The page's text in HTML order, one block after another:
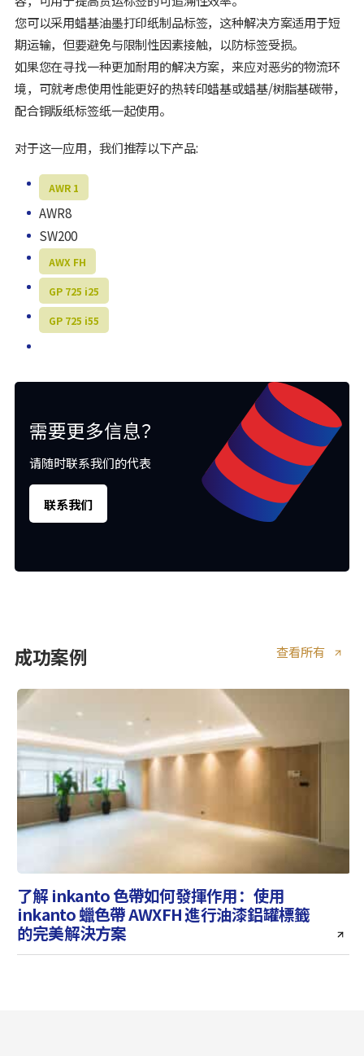
您可以采用蜡基油墨打印纸制品标签，这种解决方案适用于短
期运输，但要避免与限制性因素接触，以防标签受损。
如果您在寻找一种更加耐用的解决方案，来应对恶劣的物流环
境，可就考虑使用性能更好的热转印蜡基或蜡基/树脂基碳带，
配合铜版纸标签纸一起使用。
对于这一应用，我们推荐以下产品:
AWR 1
AWR8
SW200
AWX FH
GP 725 i25
GP 725 i55
需要更多信息？
请随时联系我们的代表
联系我们
成功案例 查看所有
了解 inkanto 色帶如何發揮作用：使用
inkanto 蠟色帶 AWXFH 進行油漆鋁罐標籤
的完美解決方案